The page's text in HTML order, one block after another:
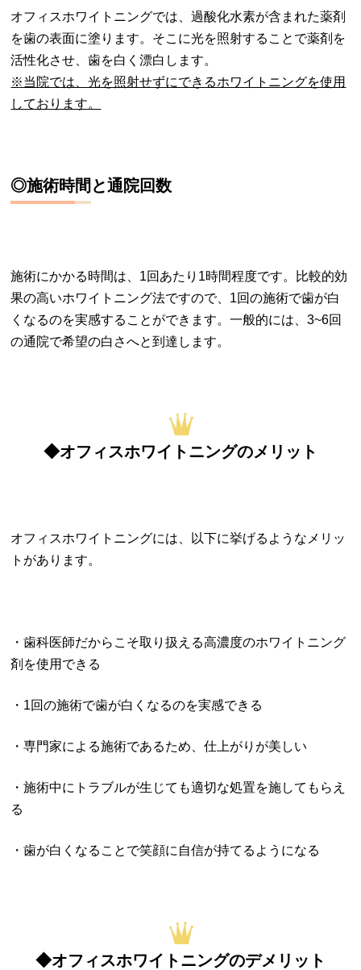
オフィスホワイトニングでは、過酸化水素が含まれた薬剤
を歯の表面に塗ります。そこに光を照射することで薬剤を
活性化させ、歯を白く漂白します。
※当院では、光を照射せずにできるホワイトニングを使用
しております。
◎施術時間と通院回数
施術にかかる時間は、1回あたり1時間程度です。比較的効
果の高いホワイトニング法ですので、1回の施術で歯が白
くなるのを実感することができます。一般的には、3~6回
の通院で希望の白さへと到達します。
◆オフィスホワイトニングのメリット
オフィスホワイトニングには、以下に挙げるようなメリッ
トがあります。
・歯科医師だからこそ取り扱える高濃度のホワイトニング
剤を使用できる
・1回の施術で歯が白くなるのを実感できる
・専門家による施術であるため、仕上がりが美しい
・施術中にトラブルが生じても適切な処置を施してもらえ
る
・歯が白くなることで笑顔に自信が持てるようになる
◆オフィスホワイトニングのデメリット